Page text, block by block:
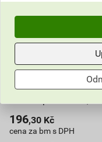
Profil schodový
196,30 Kč
cena za bm s DPH